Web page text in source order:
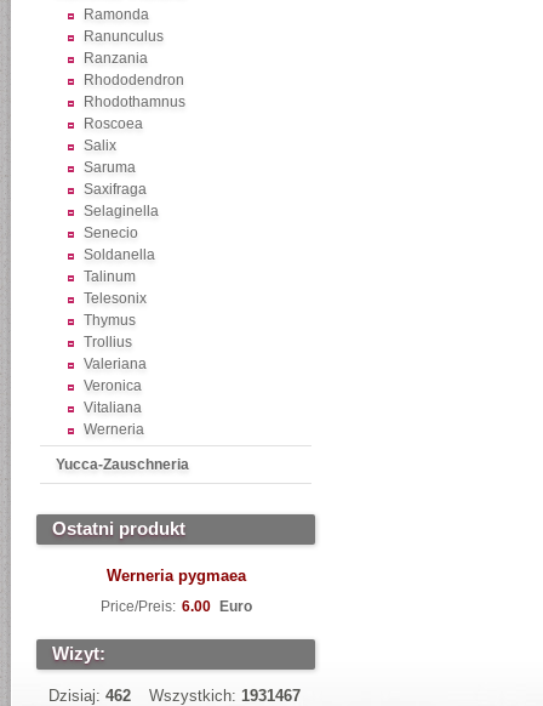
Ramonda
Ranunculus
Ranzania
Rhododendron
Rhodothamnus
Roscoea
Salix
Saruma
Saxifraga
Selaginella
Senecio
Soldanella
Talinum
Telesonix
Thymus
Trollius
Valeriana
Veronica
Vitaliana
Werneria
Yucca-Zauschneria
Ostatni produkt
Werneria pygmaea
Price/Preis: 6.00 Euro
Wizyt:
Dzisiaj: 462 Wszystkich: 1931467